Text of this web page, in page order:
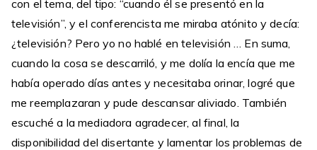
con el tema, del tipo: “cuando él se presentó en la
televisión”, y el conferencista me miraba atónito y decía:
¿televisión? Pero yo no hablé en televisión … En suma,
cuando la cosa se descarriló, y me dolía la encía que me
había operado días antes y necesitaba orinar, logré que
me reemplazaran y pude descansar aliviado. También
escuché a la mediadora agradecer, al final, la
disponibilidad del disertante y lamentar los problemas de